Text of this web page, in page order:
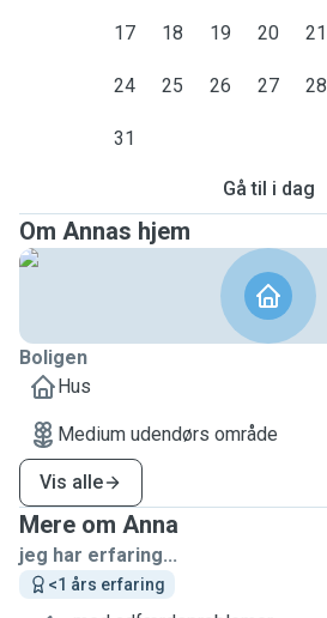
17 18 19 20 21
24 25 26 27 28
31
Gå til i dag
Om Annas hjem
Boligen
Hus
Medium udendørs område
Vis alle
Mere om Anna
jeg har erfaring...
<1 års erfaring